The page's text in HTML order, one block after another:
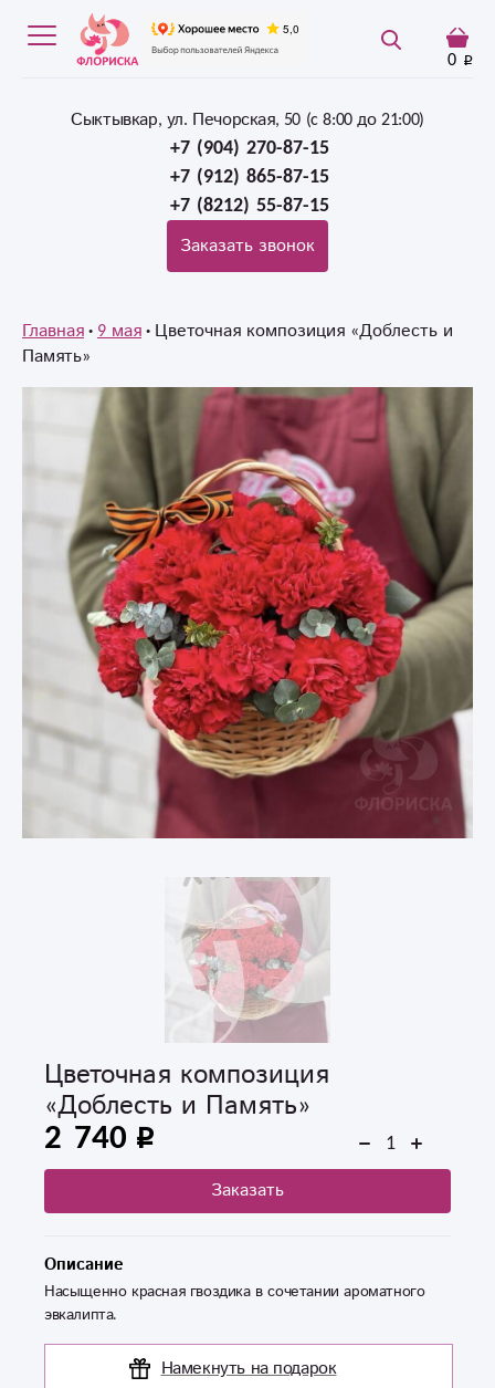
0
Сыктывкар, ул. Печорская, 50 (c 8:00 до 21:00)
+7 (904) 270-87-15
+7 (912) 865-87-15
+7 (8212) 55-87-15
Заказать звонок
Главная 9 мая Цветочная композиция «Доблесть и
Память»
Цветочная композиция
«Доблесть и Память»
2 740
Заказать
Описание
Насыщенно красная гвоздика в сочетании ароматного
эвкалипта.
Намекнуть на подарок